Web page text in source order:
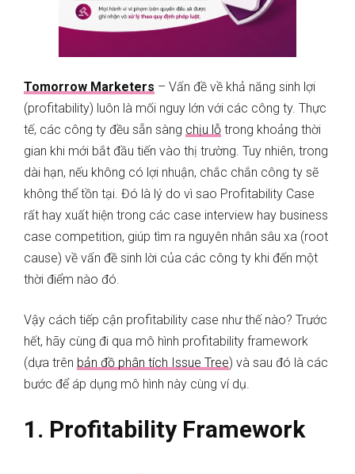
Tomorrow Marketers – Vấn đề về khả năng sinh lợi
(profitability) luôn là mối nguy lớn với các công ty. Thực
tế, các công ty đều sẵn sàng chịu lỗ trong khoảng thời
gian khi mới bắt đầu tiến vào thị trường. Tuy nhiên, trong
dài hạn, nếu không có lợi nhuận, chắc chắn công ty sẽ
không thể tồn tại. Đó là lý do vì sao Profitability Case
rất hay xuất hiện trong các case interview hay business
case competition, giúp tìm ra nguyên nhân sâu xa (root
cause) về vấn đề sinh lời của các công ty khi đến một
thời điểm nào đó.
Vậy cách tiếp cận profitability case như thế nào? Trước
hết, hãy cùng đi qua mô hình profitability framework
(dựa trên bản đồ phân tích Issue Tree) và sau đó là các
bước để áp dụng mô hình này cùng ví dụ.
1. Profitability Framework